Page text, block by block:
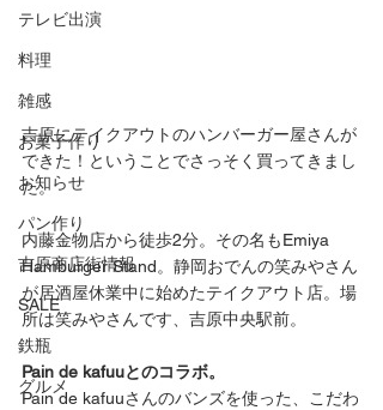
テレビ出演
料理
雑感
お菓子作り
お知らせ
パン作り
吉原商店街情報
SALE
鉄瓶
グルメ
吉原にテイクアウトのハンバーガー屋さんが
できた！ということでさっそく買ってきまし
た。
内藤金物店から徒歩2分。その名もEmiya
Hamburger Stand。静岡おでんの笑みやさん
が居酒屋休業中に始めたテイクアウト店。場
所は笑みやさんです、吉原中央駅前。
Pain de kafuuとのコラボ。
Pain de kafuuさんのバンズを使った、こだわ